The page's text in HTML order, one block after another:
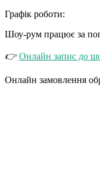
Графік роботи:
Шоу-рум працює за
👉Онлайн запис до
Онлайн замовлення